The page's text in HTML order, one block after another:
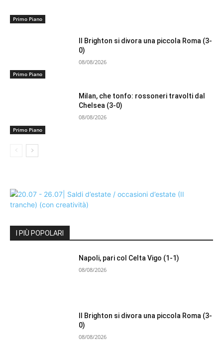
Primo Piano
Primo Piano
Il Brighton si divora una piccola Roma (3-
0)
08/08/2026
Primo Piano
Milan, che tonfo: rossoneri travolti dal
Chelsea (3-0)
08/08/2026
I PIÙ POPOLARI
Napoli, pari col Celta Vigo (1-1)
08/08/2026
Il Brighton si divora una piccola Roma (3-
0)
08/08/2026